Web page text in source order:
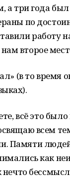
три года был
по
работу
второе
(в то время
всё это
всем
Памяти
как
нечто